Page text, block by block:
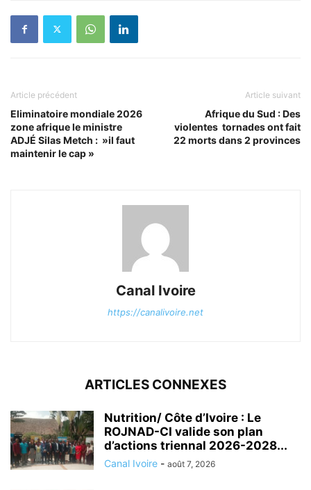
Article précédent
Eliminatoire mondiale 2026
zone afrique le ministre
ADJÉ Silas Metch : »il faut
maintenir le cap »
Article suivant
Afrique du Sud : Des
violentes tornades ont fait
22 morts dans 2 provinces
Canal Ivoire
https://canalivoire.net
ARTICLES CONNEXES
Nutrition/ Côte d’Ivoire : Le
ROJNAD-CI valide son plan
d’actions triennal 2026-2028...
Canal Ivoire - août 7, 2026